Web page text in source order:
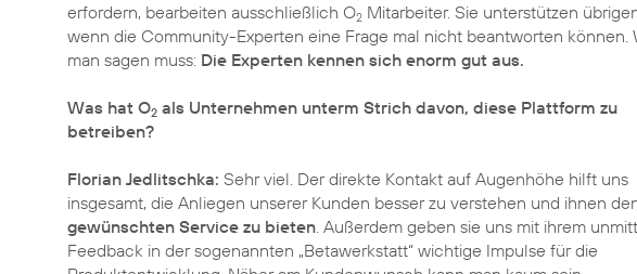
erfordern, bearbeiten ausschließlich O2 Mitarbeiter. Sie unterstützen
wenn die Community-Experten eine Frage mal nicht beantworten können.
man sagen muss:
Was hat O2 als Unternehmen unterm Strich davon, diese Plattform zu
betreiben?
Florian Jedlitschka: Sehr viel. Der direkte Kontakt auf Augenhöhe hilft uns
insgesamt, die Anliegen unserer Kunden besser zu verstehen und ihnen
gewünschten Service zu bieten. Außerdem geben sie uns mit ihrem
Feedback in der sogenannten „Betawerkstatt“ wichtige Impulse für die